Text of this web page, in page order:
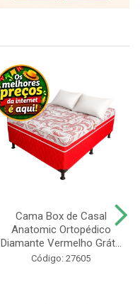
Cama Box de Casal
Anatomic Ortopédico
Diamante Vermelho Grát...
Código: 27605